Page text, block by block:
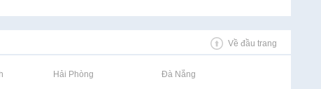
Về đầu trang
Rao vặt tại Hải Phòng Rao vặt tại Đà Nẵng